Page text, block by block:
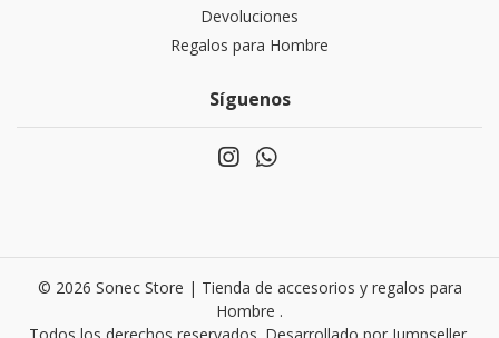
Devoluciones
Regalos para Hombre
Síguenos
© 2026 Sonec Store | Tienda de accesorios y regalos para
Hombre .